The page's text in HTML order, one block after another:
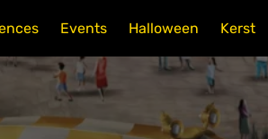
Events Halloween Kerst